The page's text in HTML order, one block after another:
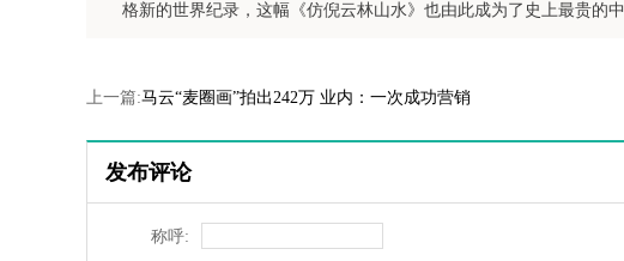
格新的世界纪录，这幅《仿倪云林山水》也由此成为了史上最贵的中
上一篇:马云“麦圈画”拍出242万 业内：一次成功营销
发布评论
称呼: